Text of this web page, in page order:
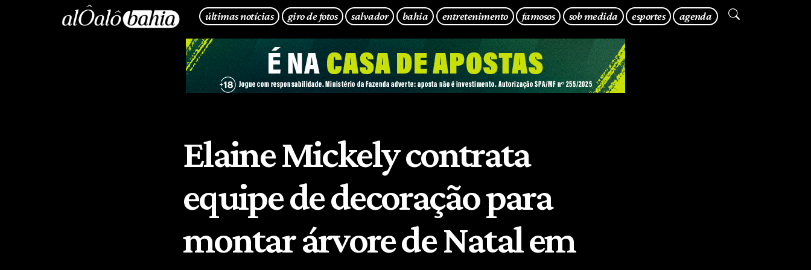
últimas notícias giro de fotos salvador bahia entretenimento famosos sob medida esportes agenda
Elaine Mickely contrata
equipe de decoração para
montar árvore de Natal em